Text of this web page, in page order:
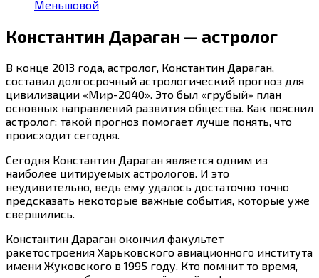
Меньшовой
Константин Дараган — астролог
В конце 2013 года, астролог, Константин Дараган,
составил долгосрочный астрологический прогноз для
цивилизации «Мир-2040». Это был «грубый» план
основных направлений развития общества. Как пояснил
астролог: такой прогноз помогает лучше понять, что
происходит сегодня.
Сегодня Константин Дараган является одним из
наиболее цитируемых астрологов. И это
неудивительно, ведь ему удалось достаточно точно
предсказать некоторые важные события, которые уже
свершились.
Константин Дараган окончил факультет
ракетостроения Харьковского авиационного института
имени Жуковского в 1995 году. Кто помнит то время,